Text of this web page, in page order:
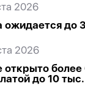
2026
ожидается до
2026
более
до 10